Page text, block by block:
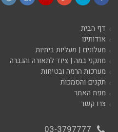
דף הבית
אודותינו
מעלונים | מעליות ביתיות
מתקני במה | ציוד לתאורה והגברה
מערכות הרמה ובטיחות
תקנים והסמכות
מפת האתר
צרו קשר
03-3797777